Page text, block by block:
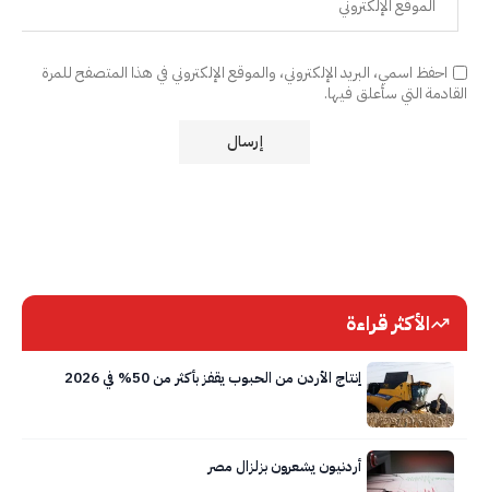
احفظ اسمي، البريد الإلكتروني، والموقع الإلكتروني في هذا المتصفح للمرة
القادمة التي سأعلق فيها.
الأكثر قراءة
إنتاج الأردن من الحبوب يقفز بأكثر من 50% في 2026
أردنيون يشعرون بزلزال مصر